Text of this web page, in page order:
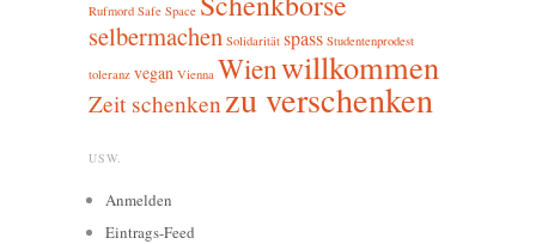
Rufmord Safe Space
selbermachen Solidarität spass Studentenprodest
toleranz vegan Vienna Wienwillkommen
Zeit schenken zu verschenken
USW.
Anmelden
Eintrags-Feed